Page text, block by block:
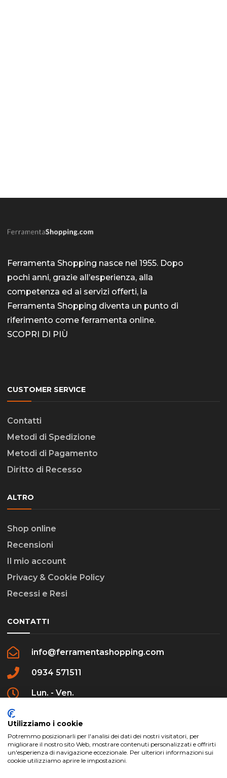
Ferramenta Shopping nasce nel 1955. Dopo
pochi anni, grazie all’esperienza, alla
competenza ed ai servizi offerti, la
Ferramenta Shopping diventa un punto di
riferimento come ferramenta online.
SCOPRI DI PIÙ
CUSTOMER SERVICE
Contatti
Metodi di Spedizione
Metodi di Pagamento
Diritto di Recesso
ALTRO
Shop online
Recensioni
Il mio account
Privacy & Cookie Policy
Recessi e Resi
CONTATTI
info@ferramentashopping.com
0934 571511
Lun. - Ven.
Utilizziamo i cookie
Potremmo posizionarli per l'analisi dei dati dei nostri visitatori, per
migliorare il nostro sito Web, mostrare contenuti personalizzati e offrirti
un'esperienza di navigazione eccezionale. Per ulteriori informazioni sui
cookie utilizziamo aprire le impostazioni.